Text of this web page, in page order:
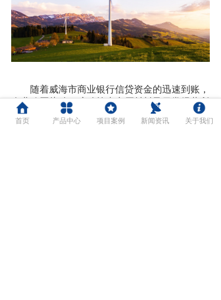
随着威海市商业银行信贷资金的迅速到账，
企业购买盐酸、硫酸等生产原材料及日常经营所
需资金得到及时满足，生产效率持续提高，产量
不断扩大，市场占比进一步提升。同时，因减少
首页 产品中心 项目案例 新闻资讯 关于我们